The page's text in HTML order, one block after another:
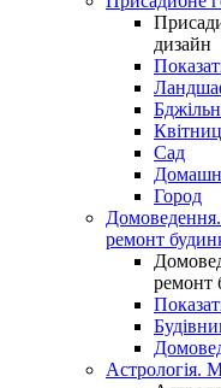
дизайн
Сад
Город
Домоведення.
ремонт
ремонт
Астрологія.